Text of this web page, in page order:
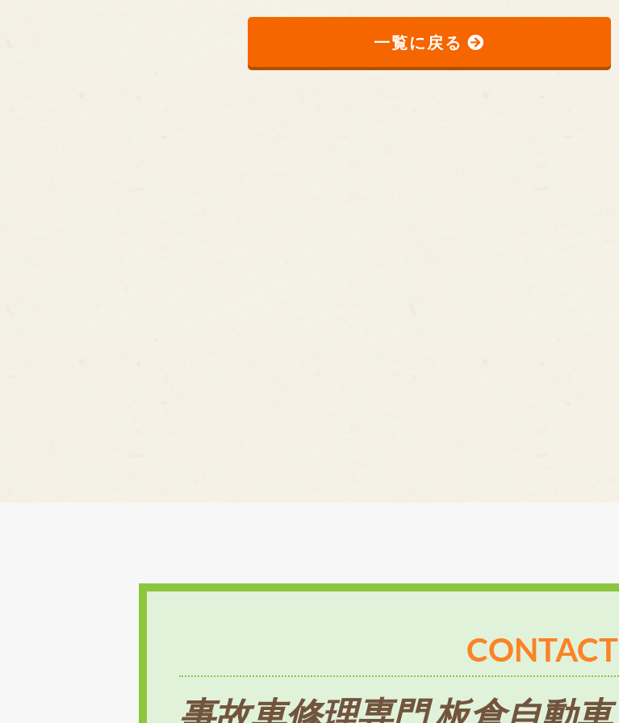
一覧に戻る
CONTACT
事故車修理専門 板倉自動車